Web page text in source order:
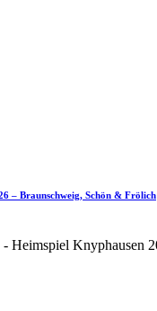
– Braunschweig, Schön & Frölich